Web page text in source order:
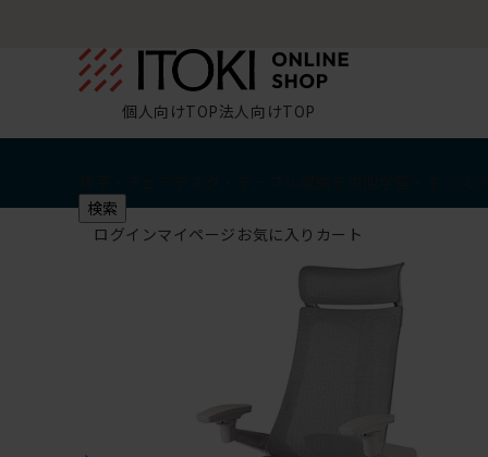
個人向けTOP法人向けTOP
検索
ログインマイページ お気に入り カート